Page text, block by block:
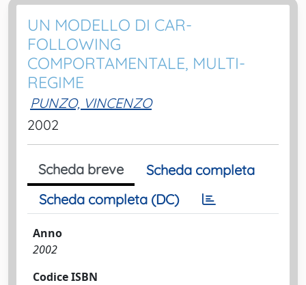
UN MODELLO DI CAR-
FOLLOWING
COMPORTAMENTALE, MULTI-
REGIME
PUNZO, VINCENZO
2002
Scheda breve
Scheda completa
Scheda completa (DC)
Anno
2002
Codice ISBN